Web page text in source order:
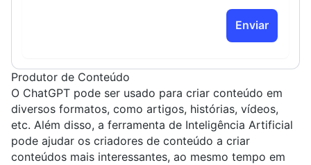
Enviar
Produtor de Conteúdo
O ChatGPT pode ser usado para criar conteúdo em
diversos formatos, como artigos, histórias, vídeos,
etc. Além disso, a ferramenta de Inteligência Artificial
pode ajudar os criadores de conteúdo a criar
conteúdos mais interessantes, ao mesmo tempo em